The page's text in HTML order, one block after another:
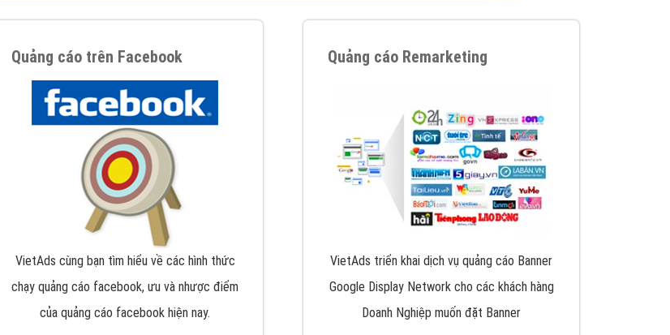
Quảng cáo trên Facebook
VietAds cùng bạn tìm hiểu về các hình thức
chạy quảng cáo facebook, ưu và nhược điểm
của quảng cáo facebook hiện nay.
Quảng cáo Remarketing
VietAds triển khai dịch vụ quảng cáo Banner
Google Display Network cho các khách hàng
Doanh Nghiệp muốn đặt Banner